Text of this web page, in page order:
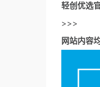
轻创优选
>>>
网站内容